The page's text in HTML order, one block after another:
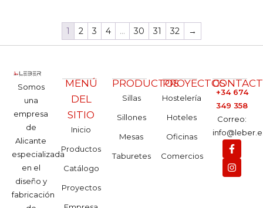
1 2 3 4 … 30 31 32 →
Somos
una
empresa
de
Alicante
especializada
en el
diseño y
fabricación
MENÚ
DEL
SITIO
Inicio
Productos
Catálogo
Proyectos
PRODUCTOS
Sillas
Sillones
Mesas
Taburetes
PROYECTOS
Hostelería
Hoteles
Oficinas
Comercios
+34 674
349 358
Correo: